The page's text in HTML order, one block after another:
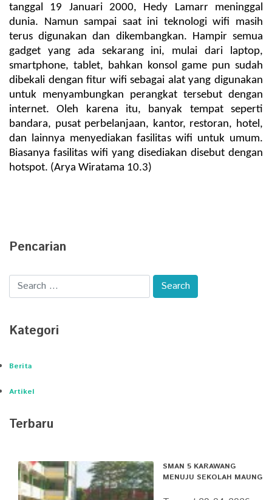
tanggal 19 Januari 2000, Hedy Lamarr meninggal
dunia. Namun sampai saat ini teknologi wifi masih
terus digunakan dan dikembangkan. Hampir semua
gadget yang ada sekarang ini, mulai dari laptop,
smartphone, tablet, bahkan konsol game pun sudah
dibekali dengan fitur wifi sebagai alat yang digunakan
untuk menyambungkan perangkat tersebut dengan
internet. Oleh karena itu, banyak tempat seperti
bandara, pusat perbelanjaan, kantor, restoran, hotel,
dan lainnya menyediakan fasilitas wifi untuk umum.
Biasanya fasilitas wifi yang disediakan disebut dengan
hotspot. (Arya Wiratama 10.3)
Pencarian
Kategori
Berita
Artikel
Terbaru
SMAN 5 KARAWANG
MENUJU SEKOLAH MAUNG